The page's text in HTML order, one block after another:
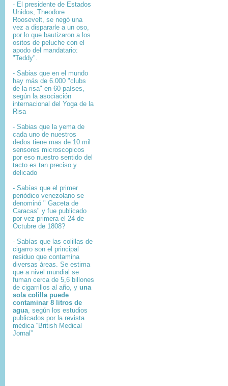
- El presidente de Estados
Unidos, Theodore
Roosevelt, se negó una
vez a dispararle a un oso,
por lo que bautizaron a los
ositos de peluche con el
apodo del mandatario:
"Teddy".
- Sabias que en el mundo
hay más de 6.000 "clubs
de la risa" en 60 países,
según la asociación
internacional del Yoga de la
Risa
- Sabias que la yema de
cada uno de nuestros
dedos tiene mas de 10 mil
sensores microscopicos
por eso nuestro sentido del
tacto es tan preciso y
delicado
- Sabías que el primer
periódico venezolano se
denominó " Gaceta de
Caracas" y fue publicado
por vez primera el 24 de
Octubre de 1808?
- Sabías que l as colillas de
cigarro son el principal
residuo que contamina
diversas áreas. Se estima
que a nivel mundial se
fuman cerca de 5,6 billones
de cigarrillos al año, y una
sola colilla puede
contaminar 8 litros de
agua, según los estudios
publicados por la revista
médica “British Medical
Jornal”